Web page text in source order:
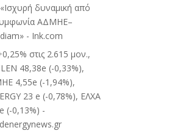
δυναμική από
ΑΔΜΗΕ–
- Ink.com
στις 2.615 μον.,
48,38e (-0,33%),
4,55e (-1,94%),
23 e (-0,78%), ΕΛΧΑ
(-0,13%) -